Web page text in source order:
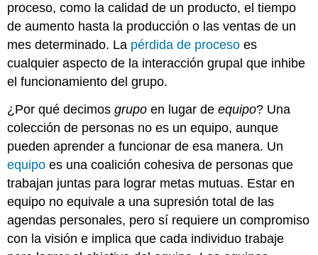
proceso, como la calidad de un producto, el tiempo
de aumento hasta la producción o las ventas de un
mes determinado. La pérdida de proceso es
cualquier aspecto de la interacción grupal que inhibe
el funcionamiento del grupo.
¿Por qué decimosgrupo en lugar deequipo? Una
colección de personas no es un equipo, aunque
pueden aprender a funcionar de esa manera. Un
equipo es una coalición cohesiva de personas que
trabajan juntas para lograr metas mutuas. Estar en
equipo no equivale a una supresión total de las
agendas personales, pero sí requiere un compromiso
con la visión e implica que cada individuo trabaje